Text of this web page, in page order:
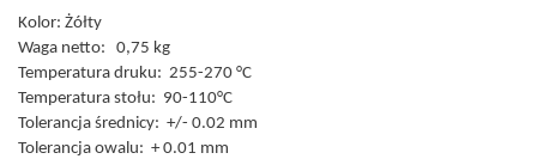
Kolor: Żółty
Waga netto: 0,75 kg
Temperatura druku: 255-270 °C
Temperatura stołu: 90-110°C
Tolerancja średnicy: +/- 0.02 mm
Tolerancja owalu: + 0.01 mm